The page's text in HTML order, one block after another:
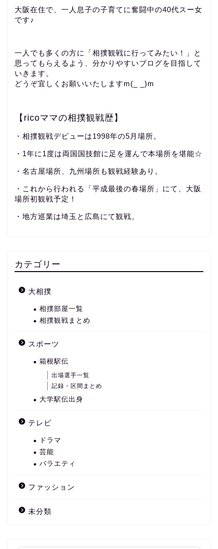
大阪在住で、一人息子の子育てに奮闘中の40代スー女
です♪
一人でも多くの方に「相撲観戦に行ってみたい！」と
思ってもらえるよう、分かりやすいブログを目指して
いきます。
どうぞ宜しくお願いいたしますm(_ _)m
【ricoママの相撲観戦歴】
・相撲観戦デビューは1998年の5月場所。
・1年に1度は両国国技館に足を運んで本場所を堪能☆
・名古屋場所、九州場所も観戦経験あり。
・これから行われる「平成最後の春場所」にて、大阪
場所初観戦予定！
・地方巡業は埼玉と広島にて観戦。
カテゴリー
大相撲
相撲部屋一覧
相撲観戦まとめ
スポーツ
箱根駅伝
出場選手一覧
記録・区間まとめ
大学駅伝出身
テレビ
ドラマ
芸能
バラエティ
ファッション
未分類